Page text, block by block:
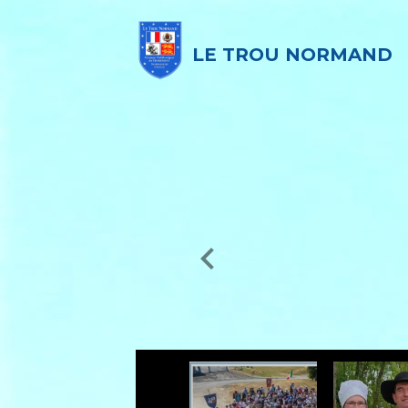
LE TROU NORMAND